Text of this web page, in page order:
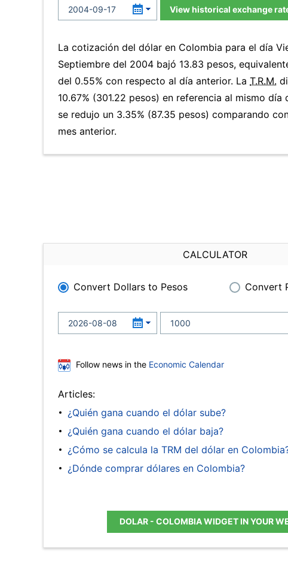
View historical exchange
La cotización del dólar en Colombia para el día
Septiembre del 2004 bajó 13.83 pesos,
del 0.55% con respecto al día anterior. La T.R.M.
10.67% (301.22 pesos) en referencia al mismo
se redujo un 3.35% (87.35 pesos) comparando
mes anterior.
CALCULATOR
Convert Dollars to Pesos Convert
Follow news in the Economic Calendar
Articles:
¿Quién gana cuando el dólar sube?
¿Quién gana cuando el dólar baja?
¿Cómo se calcula la TRM del dólar en
¿Dónde comprar dólares en Colombia?
DOLAR - COLOMBIA WIDGET IN YOUR